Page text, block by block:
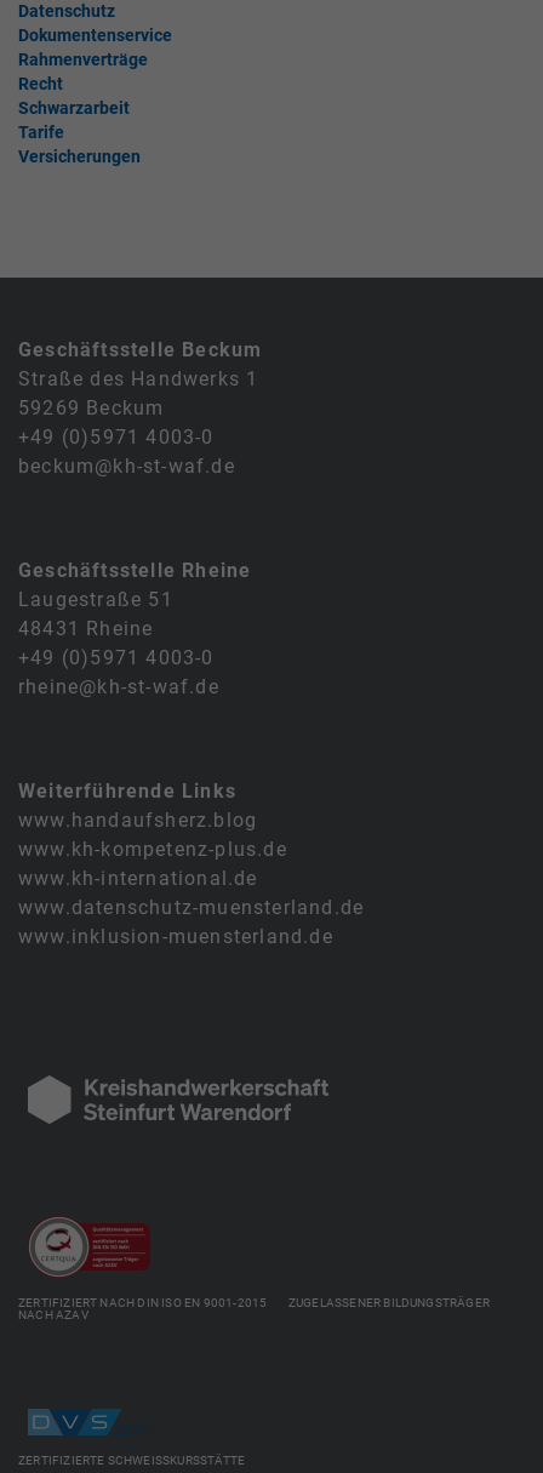
Datenschutz
Dokumentenservice
Rahmenverträge
Recht
Schwarzarbeit
Tarife
Versicherungen
Geschäftsstelle Beckum
Straße des Handwerks 1
59269 Beckum
+49 (0)5971 4003-0
beckum@kh-st-waf.de
Geschäftsstelle Rheine
Laugestraße 51
48431 Rheine
+49 (0)5971 4003-0
rheine@kh-st-waf.de
Weiterführende Links
www.handaufsherz.blog
www.kh-kompetenz-plus.de
www.kh-international.de
www.datenschutz-muensterland.de
www.inklusion-muensterland.de
ZERTIFIZIERT NACH DIN ISO EN 9001-2015 ZUGELASSENER BILDUNGSTRÄGER
NACH AZAV
ZERTIFIZIERTE SCHWEISSKURSSTÄTTE